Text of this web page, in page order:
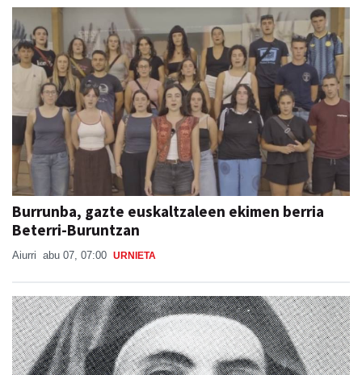
Burrunba, gazte euskaltzaleen ekimen berria
Beterri-Buruntzan
Aiurri abu 07, 07:00 URNIETA